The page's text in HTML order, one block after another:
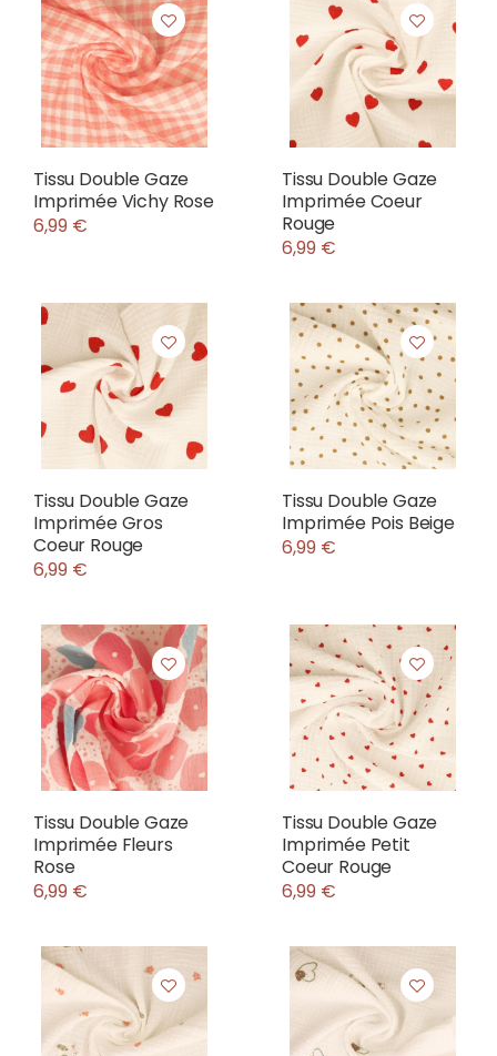
Tissu Double Gaze
Imprimée Vichy Rose
6,99 €
Tissu Double Gaze
Imprimée Coeur
Rouge
6,99 €
Tissu Double Gaze
Imprimée Gros
Coeur Rouge
6,99 €
Tissu Double Gaze
Imprimée Pois Beige
6,99 €
Tissu Double Gaze
Imprimée Fleurs
Rose
6,99 €
Tissu Double Gaze
Imprimée Petit
Coeur Rouge
6,99 €